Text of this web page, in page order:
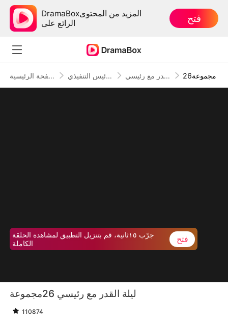
DramaBoxالمزيد من المحتوى
الرائع على
فتح
الصفحة الرئيسية الرئيس التنفيذي ليلة القدر مع رئيسي 26مجموعة
جرّب ١٥ثانية، قم بتنزيل التطبيق لمشاهدة الحلقة
الكاملة
فتح
ليلة القدر مع رئيسي 26مجموعة
110874